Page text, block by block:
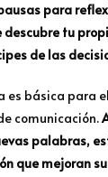
para
tu
de las
es básica para
comunicación.
palabras,
que mejoran